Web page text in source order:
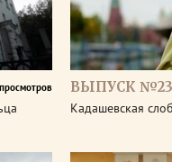
ВЫПУСК №23
Кадашевская